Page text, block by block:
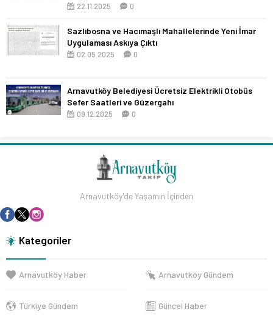
22.11.2025 0
Sazlıbosna ve Hacımaşlı Mahallelerinde Yeni İmar
Uygulaması Askıya Çıktı
02.05.2025 0
Arnavutköy Belediyesi Ücretsiz Elektrikli Otobüs
Sefer Saatleri ve Güzergahı
09.12.2025 0
Arnavutköy'de Yaşamın İçinden
Kategoriler
Arnavutköy Haber Arnavutköy Gündem
Türkiye Gündem Güncel Haber